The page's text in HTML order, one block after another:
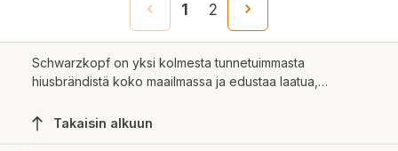
1 2
Schwarzkopf on yksi kolmesta tunnetuimmasta
hiusbrändistä koko maailmassa ja edustaa laatua,
Schwarzkopf on sekä kuluttajien, että ammattilaisten
Takaisin alkuun